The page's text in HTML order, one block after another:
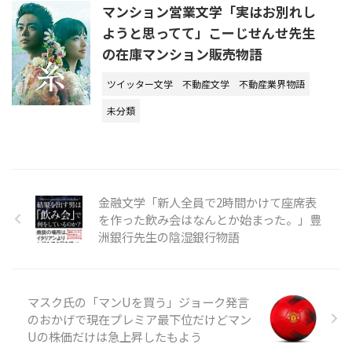
マンション営業文学「実はお別れし
ようと思ってて」こーじせんせ先生
の在庫マンション販売物語
ツイッター文学 不動産文学
不動産業界物語
未分類
金融文学「新人全員で2時間かけて座席表
を作った飲み会はなんとか始まった。」豊
洲銀行先生の陰湿銀行物語
マスク氏の「マンUを買う」ジョーク発言
のおかげで現在プレミア最下位だけどマン
Uの株価だけは急上昇したもよう